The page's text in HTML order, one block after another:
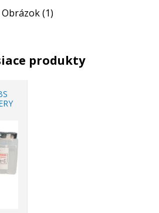
Obrázok (1)
produkty